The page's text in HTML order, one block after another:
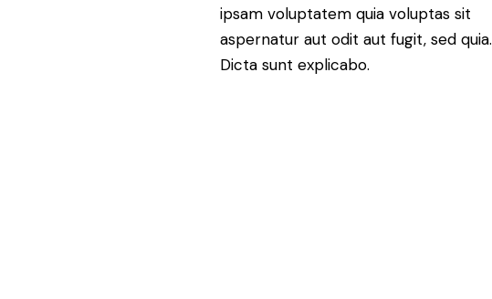
ipsam voluptatem quia voluptas sit
aspernatur aut odit aut fugit, sed quia.
Dicta sunt explicabo.